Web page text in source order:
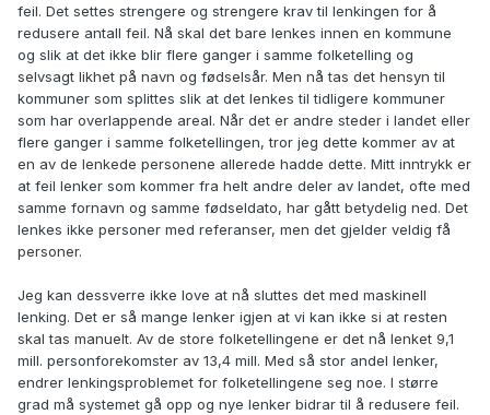
begravelse - gjerne to i slengen (MINI+KLOK). Å skulle treffe
100% på hvilke som skal være med, kan fort bli vanskelig.
feil. Det settes strengere og strengere krav til lenkingen for å
redusere antall feil. Nå skal det bare lenkes innen en kommune
og slik at det ikke blir flere ganger i samme folketelling og
selvsagt likhet på navn og fødselsår. Men nå tas det hensyn til
kommuner som splittes slik at det lenkes til tidligere kommuner
som har overlappende areal. Når det er andre steder i landet eller
flere ganger i samme folketellingen, tror jeg dette kommer av at
en av de lenkede personene allerede hadde dette. Mitt inntrykk er
at feil lenker som kommer fra helt andre deler av landet, ofte med
samme fornavn og samme fødseldato, har gått betydelig ned. Det
lenkes ikke personer med referanser, men det gjelder veldig få
personer.
Jeg kan dessverre ikke love at nå sluttes det med maskinell
lenking. Det er så mange lenker igjen at vi kan ikke si at resten
skal tas manuelt. Av de store folketellingene er det nå lenket 9,1
mill. personforekomster av 13,4 mill. Med så stor andel lenker,
endrer lenkingsproblemet for folketellingene seg noe. I større
grad må systemet gå opp og nye lenker bidrar til å redusere feil.